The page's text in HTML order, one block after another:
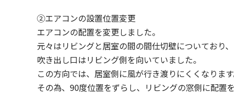
②エアコンの設置位置変更
エアコンの配置を変更しました。
元々はリビングと居室の間の間仕切壁についており、
吹き出し口はリビング側を向いていました。
この方向では、居室側に風が行き渡りにくくなります
その為、90度位置をずらし、リビングの窓側に配置